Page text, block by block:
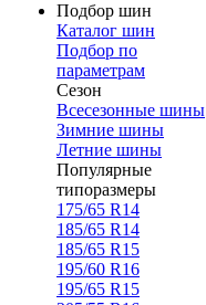
Подбор шин
Каталог шин
Подбор по
параметрам
Сезон
Всесезонные шины
Зимние шины
Летние шины
Популярные
типоразмеры
175/65 R14
185/65 R14
185/65 R15
195/60 R16
195/65 R15